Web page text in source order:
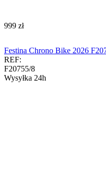
‍999‍ zł
Festina Chrono Bike 2026
REF:
F20755/8
Wysyłka 24h